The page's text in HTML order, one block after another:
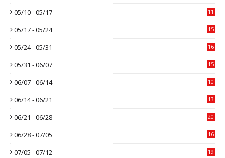
05/10 - 05/17 11
05/17 - 05/24 15
05/24 - 05/31 16
05/31 - 06/07 15
06/07 - 06/14 10
06/14 - 06/21 13
06/21 - 06/28 20
06/28 - 07/05 16
07/05 - 07/12 19